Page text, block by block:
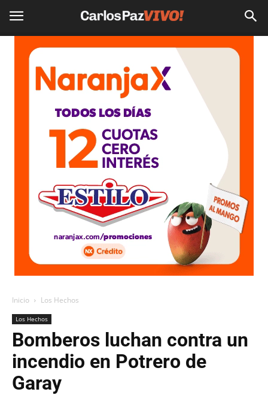
Inicio Los Hechos
Los Hechos
Bomberos luchan contra un
incendio en Potrero de
Garay